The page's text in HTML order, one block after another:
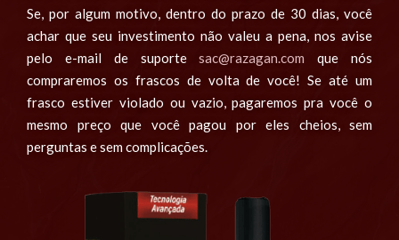
Se, por algum motivo, dentro do prazo de 30 dias, você
achar que seu investimento não valeu a pena, nos avise
pelo e-mail de suportesac@razagan.com que nós
compraremos os frascos de volta de você! Se até um
frasco estiver violado ou vazio, pagaremos pra você o
mesmo preço que você pagou por eles cheios, sem
perguntas e sem complicações.